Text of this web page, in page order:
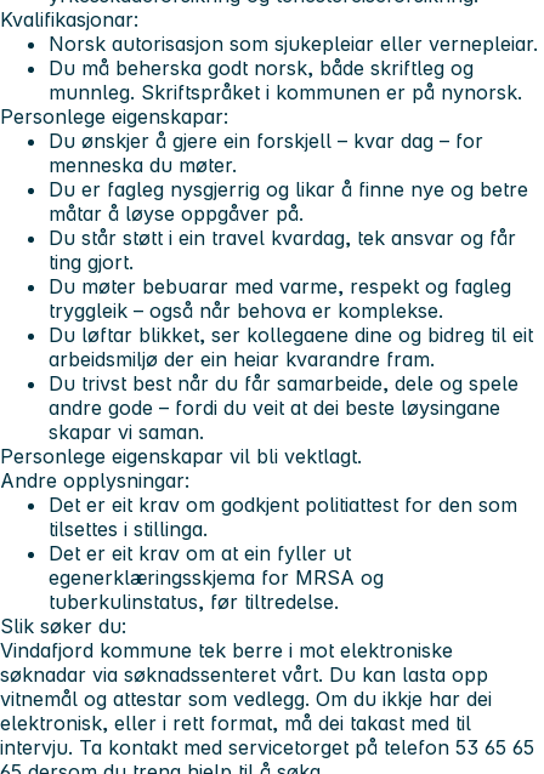
Kvalifikasjonar:
Norsk autorisasjon som sjukepleiar eller vernepleiar.
Du må beherska godt norsk, både skriftleg og
munnleg. Skriftspråket i kommunen er på nynorsk.
Personlege eigenskapar:
Du ønskjer å gjere ein forskjell – kvar dag – for
menneska du møter.
Du er fagleg nysgjerrig og likar å finne nye og betre
måtar å løyse oppgåver på.
Du står støtt i ein travel kvardag, tek ansvar og får
ting gjort.
Du møter bebuarar med varme, respekt og fagleg
tryggleik – også når behova er komplekse.
Du løftar blikket, ser kollegaene dine og bidreg til eit
arbeidsmiljø der ein heiar kvarandre fram.
Du trivst best når du får samarbeide, dele og spele
andre gode – fordi du veit at dei beste løysingane
skapar vi saman.
Personlege eigenskapar vil bli vektlagt.
Andre opplysningar:
Det er eit krav om godkjent politiattest for den som
tilsettes i stillinga.
Det er eit krav om at ein fyller ut
egenerklæringsskjema for MRSA og
tuberkulinstatus, før tiltredelse.
Slik søker du:
Vindafjord kommune tek berre i mot elektroniske
søknadar via søknadssenteret vårt. Du kan lasta opp
vitnemål og attestar som vedlegg. Om du ikkje har dei
elektronisk, eller i rett format, må dei takast med til
intervju. Ta kontakt med servicetorget på telefon 53 65 65